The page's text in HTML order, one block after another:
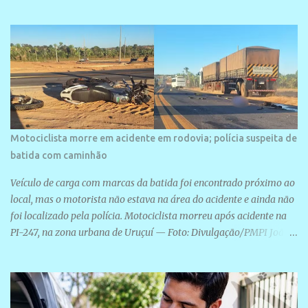
Motociclista morre em acidente em rodovia; polícia suspeita de
batida com caminhão
Veículo de carga com marcas da batida foi encontrado próximo ao
local, mas o motorista não estava na área do acidente e ainda não
foi localizado pela polícia. Motociclista morreu após acidente na
PI-247, na zona urbana de Uruçuí — Foto: Divulgação/PMPI João
A Polícia Militar informou que um caminhão com marcas de
colisão foi encontrado próximo ao local. Segundo o 10º Batalhão